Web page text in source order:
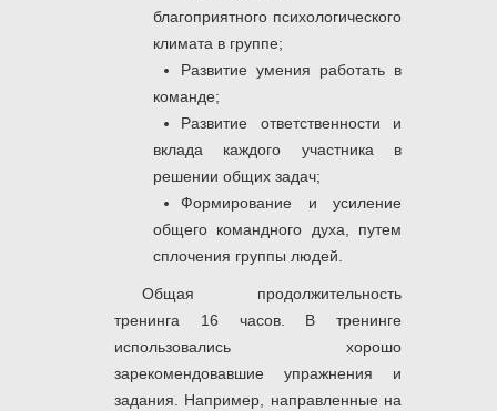
благоприятного психологического
климата в группе;
Развитие умения работать в
команде;
Развитие ответственности и
вклада каждого участника в
решении общих задач;
Формирование и усиление
общего командного духа, путем
сплочения группы людей.
Общая продолжительность
тренинга 16 часов. В тренинге
использовались хорошо
зарекомендовавшие упражнения и
задания. Например, направленные на